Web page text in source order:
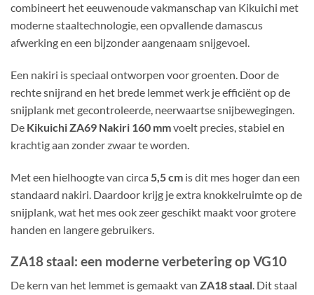
combineert het eeuwenoude vakmanschap van Kikuichi met
moderne staaltechnologie, een opvallende damascus
afwerking en een bijzonder aangenaam snijgevoel.
Een nakiri is speciaal ontworpen voor groenten. Door de
rechte snijrand en het brede lemmet werk je efficiënt op de
snijplank met gecontroleerde, neerwaartse snijbewegingen.
De Kikuichi ZA69 Nakiri 160 mmvoelt precies, stabiel en
krachtig aan zonder zwaar te worden.
Met een hielhoogte van circa 5,5 cm is dit mes hoger dan een
standaard nakiri. Daardoor krijg je extra knokkelruimte op de
snijplank, wat het mes ook zeer geschikt maakt voor grotere
handen en langere gebruikers.
ZA18 staal: een moderne verbetering op VG10
De kern van het lemmet is gemaakt van ZA18 staal. Dit staal